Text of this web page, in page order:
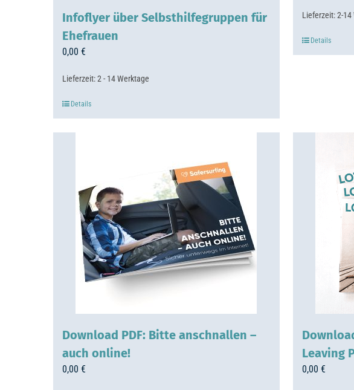
Infoflyer über Selbsthilfegruppen für
Ehefrauen
0,00 €
Lieferzeit:2 - 14 Werktage
Details
Lieferzeit:2-14
Details
Download PDF: Bitte anschnallen –
auch online!
0,00 €
Leaving
0,00 €